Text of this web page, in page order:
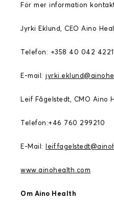
För mer information
Jyrki Eklund, CEO Aino
Telefon: +358 40 042 4221
E-mail:
Leif Fågelstedt, CMO Aino
Telefon:+46 760 299210
E-Mail:
www.ainohealth.com
Om Aino Health